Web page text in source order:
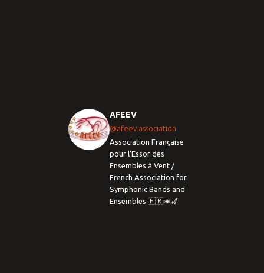
AFEEV
@afeev.association
Association Française
pour l’Essor des
Ensembles à Vent /
French Association for
Symphonic Bands and
Ensembles 🇫🇷🎺🎷